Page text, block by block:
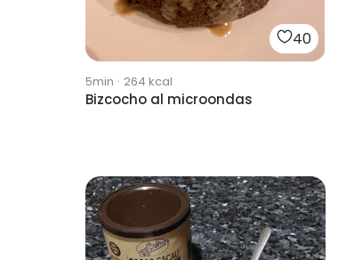
40
5min · 264 kcal
Bizcocho al microondas